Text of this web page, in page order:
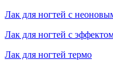
Лак для ногтей с
Лак для ногтей с
Лак для ногтей термо